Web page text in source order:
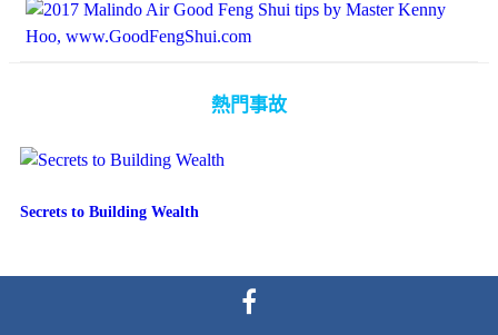
熱門事故
Secrets to Building Wealth